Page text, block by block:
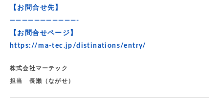
【お問合せ先】
———————————-
【お問合せページ】
https://ma-tec.jp/distinations/entry/
株式会社マーテック
担当 長瀨（ながせ）